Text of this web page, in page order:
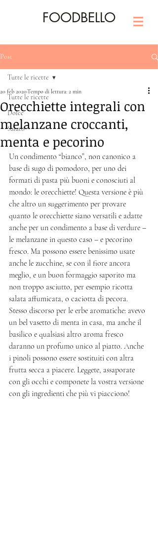
FOODBELLO
Post
Tutte le ricette
Dolce
Salato
Tutte le ricette
Orecchiette integrali con
melanzane croccanti,
menta e pecorino
20 feb 2020Tempo di lettura: 2 min
Un condimento “bianco”, non canonico a
base di sugo di pomodoro, per uno dei
formati di pasta più buoni e conosciuti al
mondo: le orecchiette! Questa versione è più
che altro un suggerimento per provare
quanto le orecchiette siano versatili e adatte
anche per un condimento a base di verdure –
le melanzane in questo caso – e pecorino
fresco. Ma possono essere benissimo usate
anche le zucchine, se con il fiore ancora
meglio, e un buon formaggio saporito ma
non troppo asciutto, per esempio ricotta
salata affumicata, o caciotta di pecora.
Stesso discorso per le erbe aromatiche: avevo
un bel vasetto di menta in casa, ma anche il
basilico e qualsiasi altro aroma fresco
daranno un profumo unico al piatto. Anche
i pinoli possono essere sostituiti con altra
frutta secca a piacere. Leggete, assaporate
con gli occhi e componete la vostra versione
con gli ingredienti che più vi piacciono!